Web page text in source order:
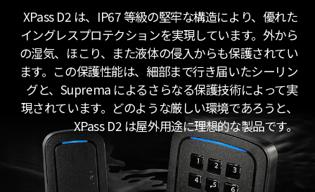
XPass D2 は、IP67 等級の堅牢な構造により、優れた
イングレスプロテクションを実現しています。外から
の湿気、ほこり、また液体の侵入からも保護されてい
ます。この保護性能は、細部まで行き届いたシーリン
グと、Suprema によるさらなる保護技術によって実
現されています。どのような厳しい環境であろうと、
XPass D2 は屋外用途に理想的な製品です。